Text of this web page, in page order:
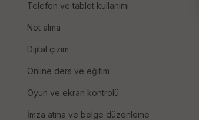
Telefon ve tablet kullanımı
Not alma
Dijital çizim
Online ders ve eğitim
Oyun ve ekran kontrolü
İmza atma ve belge düzenleme